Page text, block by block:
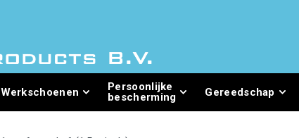
Werkschoenen
Persoonlijke
bescherming
Gereedschap